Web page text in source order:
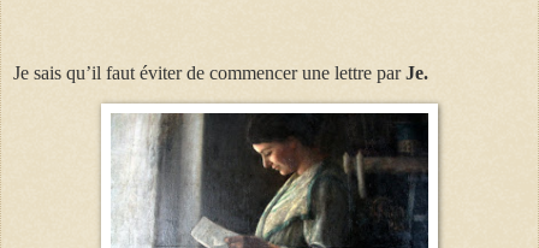
Je sais qu’il faut éviter de commencer une lettre parJe.